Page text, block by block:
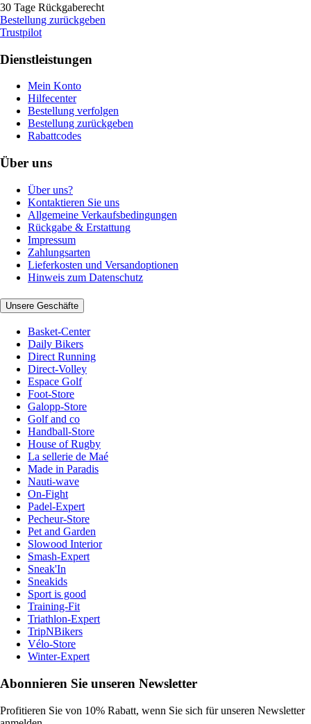
30 Tage Rückgaberecht
Bestellung zurückgeben
Trustpilot
Dienstleistungen
Mein Konto
Hilfecenter
Bestellung verfolgen
Bestellung zurückgeben
Rabattcodes
Über uns
Über uns?
Kontaktieren Sie uns
Allgemeine Verkaufsbedingungen
Rückgabe & Erstattung
Impressum
Zahlungsarten
Lieferkosten und Versandoptionen
Hinweis zum Datenschutz
Unsere Geschäfte
Basket-Center
Daily Bikers
Direct Running
Direct-Volley
Espace Golf
Foot-Store
Galopp-Store
Golf and co
Handball-Store
House of Rugby
La sellerie de Maé
Made in Paradis
Nauti-wave
On-Fight
Padel-Expert
Pecheur-Store
Pet and Garden
Slowood Interior
Smash-Expert
Sneak'In
Sneakids
Sport is good
Training-Fit
Triathlon-Expert
TripNBikers
Vélo-Store
Winter-Expert
Abonnieren Sie unseren Newsletter
Profitieren Sie von 10% Rabatt, wenn Sie sich für unseren Newsletter